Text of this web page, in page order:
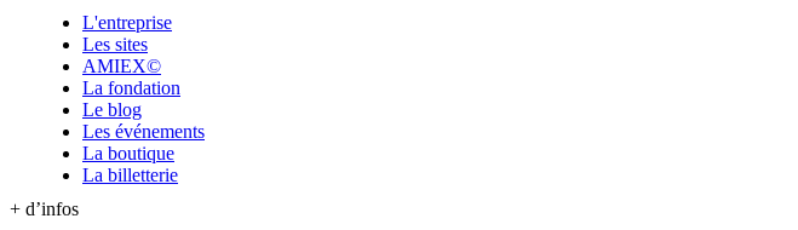
L'entreprise
Les sites
AMIEX©
La fondation
Le blog
Les événements
La boutique
La billetterie
+ d’infos